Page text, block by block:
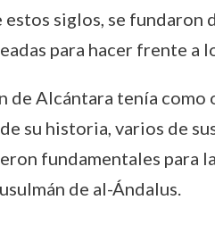
siglos, se
para hacer frente
de Alcántara tenía
su historia, varios de
fundamentales para
de al-Ándalus.